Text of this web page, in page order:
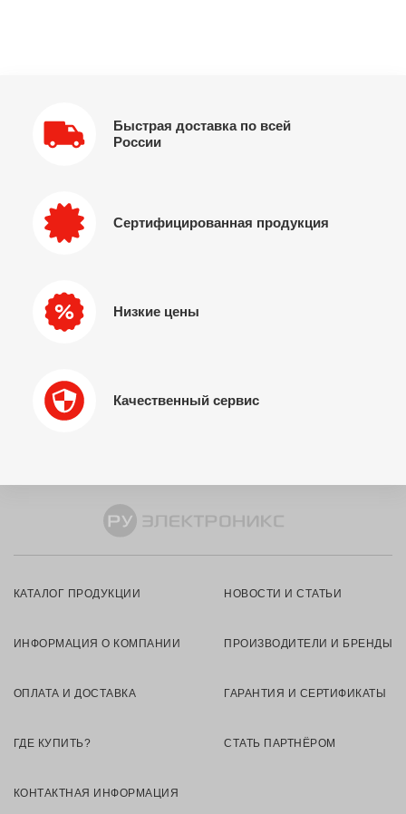
Быстрая доставка по всей
России
Сертифицированная продукция
Низкие цены
Качественный сервис
КАТАЛОГ ПРОДУКЦИИ НОВОСТИ И СТАТЬИ
ИНФОРМАЦИЯ О КОМПАНИИ ПРОИЗВОДИТЕЛИ И БРЕНДЫ
ОПЛАТА И ДОСТАВКА ГАРАНТИЯ И СЕРТИФИКАТЫ
ГДЕ КУПИТЬ? СТАТЬ ПАРТНЁРОМ
КОНТАКТНАЯ ИНФОРМАЦИЯ